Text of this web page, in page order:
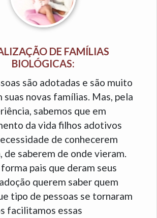
DE FAMÍLIAS
BIOLÓGICAS:
são adotadas e são muito
suas novas famílias. Mas, pela
sabemos que em
da vida filhos adotivos
de conhecerem
de saberem de onde vieram.
pais que deram seus
querem saber quem
tipo de pessoas se tornaram
facilitamos essas